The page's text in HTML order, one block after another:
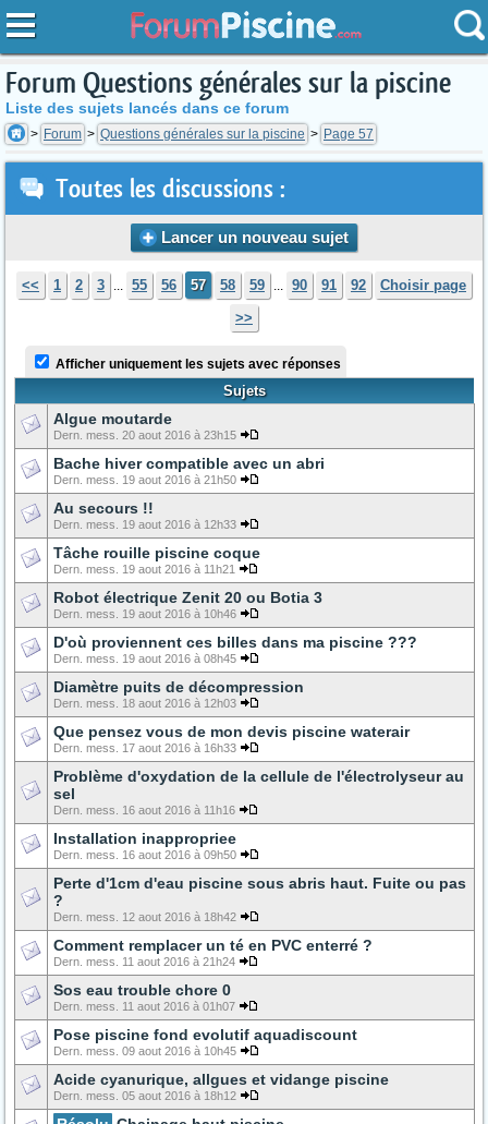
Forum Questions générales sur la piscine
Liste des sujets lancés dans ce forum
Forum Questions générales sur la piscine Page 57
Toutes les discussions :
Lancer un nouveau sujet
<< 1 2 3 ... 55 56 57 58 59 ... 90 91 92
Choisir page
>>
Afficher uniquement les sujets avec réponses
Sujets
Algue moutarde
Dern. mess. 20 aout 2016 à 23h15
Bache hiver compatible avec un abri
Dern. mess. 19 aout 2016 à 21h50
Au secours !!
Dern. mess. 19 aout 2016 à 12h33
Tâche rouille piscine coque
Dern. mess. 19 aout 2016 à 11h21
Robot électrique Zenit 20 ou Botia 3
Dern. mess. 19 aout 2016 à 10h46
D'où proviennent ces billes dans ma piscine ???
Dern. mess. 19 aout 2016 à 08h45
Diamètre puits de décompression
Dern. mess. 18 aout 2016 à 12h03
Que pensez vous de mon devis piscine waterair
Dern. mess. 17 aout 2016 à 16h33
Problème d'oxydation de la cellule de l'électrolyseur au
sel
Dern. mess. 16 aout 2016 à 11h16
Installation inappropriee
Dern. mess. 16 aout 2016 à 09h50
Perte d'1cm d'eau piscine sous abris haut. Fuite ou pas
?
Dern. mess. 12 aout 2016 à 18h42
Comment remplacer un té en PVC enterré ?
Dern. mess. 11 aout 2016 à 21h24
Sos eau trouble chore 0
Dern. mess. 11 aout 2016 à 01h07
Pose piscine fond evolutif aquadiscount
Dern. mess. 09 aout 2016 à 10h45
Acide cyanurique, allgues et vidange piscine
Dern. mess. 05 aout 2016 à 18h12